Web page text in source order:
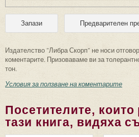
Издателство "Либра Скорп" не носи
коментарите. Призоваваме ви за
тон.
Условия за ползване на коментарите
Посетителите, които
тази книга, видяха